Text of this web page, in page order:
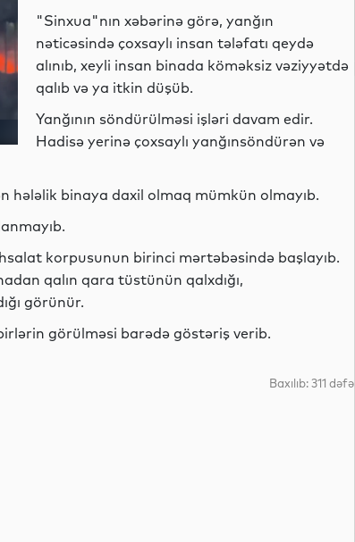
"Sinxua"nın xəbərinə görə, yanğın
nəticəsində çoxsaylı insan tələfatı qeydə
alınıb, xeyli insan binada köməksiz vəziyyətdə
qalıb və ya itkin düşüb.
Yanğının söndürülməsi işləri davam edir.
Hadisə yerinə çoxsaylı yanğınsöndürən və
hələlik binaya daxil olmaq mümkün olmayıb.
korpusunun birinci mərtəbəsində başlayıb.
qalın qara tüstünün qalxdığı,
görünür.
görülməsi barədə göstəriş verib.
Baxılıb: 311 dəfə